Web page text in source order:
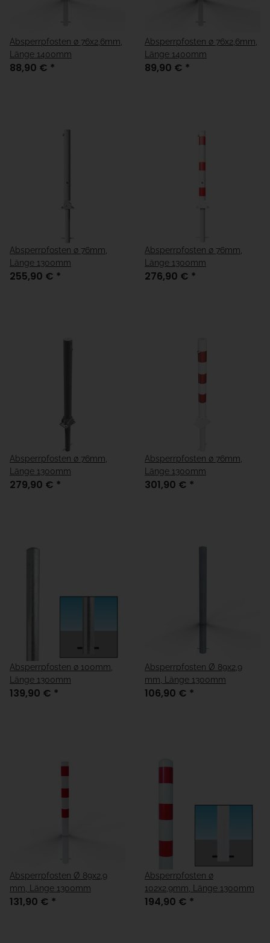
Absperrpfosten ø 76x2,6mm,
Länge 1400mm
88,90 € *
Absperrpfosten ø 76x2,6mm,
Länge 1400mm
89,90 € *
Absperrpfosten ø 76mm,
Länge 1300mm
255,90 € *
Absperrpfosten ø 76mm,
Länge 1300mm
276,90 € *
Absperrpfosten ø 76mm,
Länge 1300mm
279,90 € *
Absperrpfosten ø 76mm,
Länge 1300mm
301,90 € *
Absperrpfosten ø 100mm,
Länge 1300mm
139,90 € *
Absperrpfosten Ø 89x2,9
mm, Länge 1300mm
106,90 € *
Absperrpfosten Ø 89x2,9
mm, Länge 1300mm
131,90 € *
Absperrpfosten ø
102x2,9mm, Länge 1300mm
194,90 € *